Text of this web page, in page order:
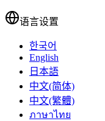
语言设置
한국어
English
日本語
中文(简体)
中文(繁體)
ภาษาไทย